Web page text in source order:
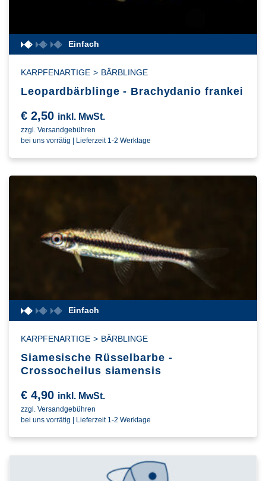
Einfach
KARPFENARTIGE > BÄRBLINGE
Leopardbärblinge - Brachydanio frankei
€ 2,50 inkl. MwSt.
zzgl. Versandgebühren
bei uns vorrätig | Lieferzeit 1-2 Werktage
Einfach
KARPFENARTIGE > BÄRBLINGE
Siamesische Rüsselbarbe -
Crossocheilus siamensis
€ 4,90 inkl. MwSt.
zzgl. Versandgebühren
bei uns vorrätig | Lieferzeit 1-2 Werktage